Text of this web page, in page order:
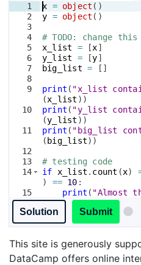
1
2
3
4
5
6
7
8
9
10
11
12
13
14
15
16
x = object ( )
y = object ( )
# TODO: change this
x_list
= [x]
y_list
= [y]
big_list = [ ]
print ( "x_list
(x_list ))
print ( "y_list
(y_list ))
print ( "big_list
( big_list))
# testing code
if
x_list . count (x)
)
== 10 :
print ( "Almost
if big_list.count
.count y) == 10
Solution Submit
This site is generously
DataCamp offers online